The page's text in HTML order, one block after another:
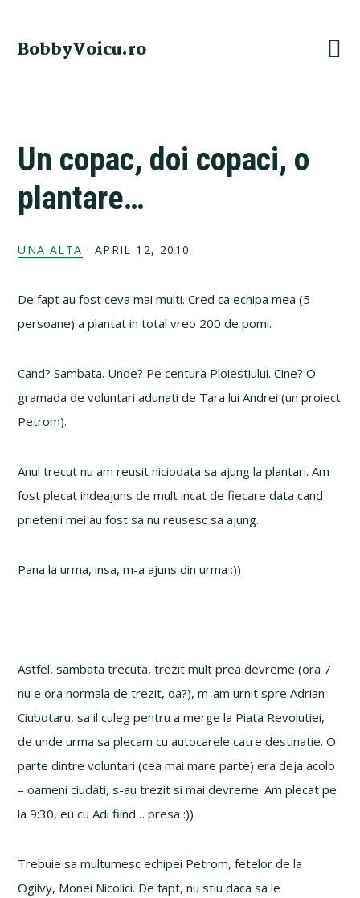
primary
main
primary
footer
BobbyVoicu.ro
Un copac, doi copaci, o
plantare…
UNA ALTA · APRIL 12, 2010
De fapt au fost ceva mai multi. Cred ca echipa mea (5
persoane) a plantat in total vreo 200 de pomi.
Cand? Sambata. Unde? Pe centura Ploiestiului. Cine? O
gramada de voluntari adunati de Tara lui Andrei (un proiect
Petrom).
Anul trecut nu am reusit niciodata sa ajung la plantari. Am
fost plecat indeajuns de mult incat de fiecare data cand
prietenii mei au fost sa nu reusesc sa ajung.
Pana la urma, insa, m-a ajuns din urma :))
Astfel, sambata trecuta, trezit mult prea devreme (ora 7
nu e ora normala de trezit, da?), m-am urnit spre Adrian
Ciubotaru, sa il culeg pentru a merge la Piata Revolutiei,
de unde urma sa plecam cu autocarele catre destinatie. O
parte dintre voluntari (cea mai mare parte) era deja acolo
– oameni ciudati, s-au trezit si mai devreme. Am plecat pe
la 9:30, eu cu Adi fiind… presa :))
Trebuie sa multumesc echipei Petrom, fetelor de la
Ogilvy, Monei Nicolici. De fapt, nu stiu daca sa le